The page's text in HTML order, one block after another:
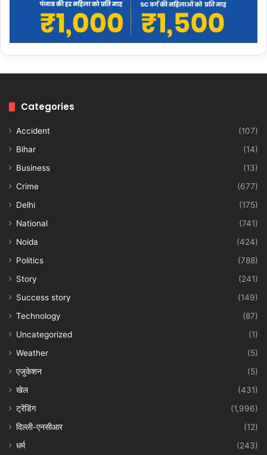
Categories
Accident
(107)
Bihar
(14)
Business
(13)
Crime
(677)
Delhi
(175)
National
(741)
Noida
(424)
Politics
(788)
Story
(241)
Success story
(149)
Technology
(87)
Uncategorized
(1)
Weather
(5)
एजुकेशन
(5)
खेल
(431)
ट्रेंडिंग
(1,996)
दिल्ली-एनसीआर
(12)
धर्म
(243)